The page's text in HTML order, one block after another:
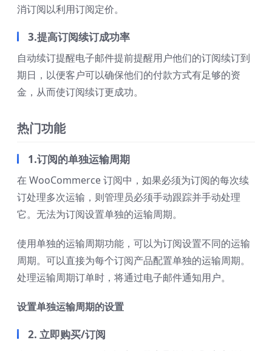
消订阅以利用订阅定价。
3.提高订阅续订成功率
自动续订提醒电子邮件提前提醒用户他们的订阅续订到
期日，以便客户可以确保他们的付款方式有足够的资
金，从而使订阅续订更成功。
热门功能
1.订阅的单独运输周期
在 WooCommerce 订阅中，如果必须为订阅的每次续
订处理多次运输，则管理员必须手动跟踪并手动处理
它。无法为订阅设置单独的运输周期。
使用单独的运输周期功能，可以为订阅设置不同的运输
周期。可以直接为每个订阅产品配置单独的运输周期。
处理运输周期订单时，将通过电子邮件通知用户。
设置单独运输周期的设置
2. 立即购买/订阅